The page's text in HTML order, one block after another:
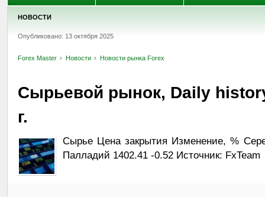
НОВОСТИ
Опубликовано: 13 октября 2025
Forex Master Новости Новости рынка Forex
Сырьевой рынок, Daily
г.
Сырье Цена закрытия Изменение, %
Палладий 1402.41 -0.52 Источник: FxTeam